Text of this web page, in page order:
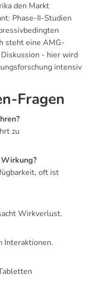
den Markt
Phase-II-Studien
steht eine AMG-
- hier wird
intensiv
Fragen
zu
oft ist
Wirkverlust.
Interaktionen.